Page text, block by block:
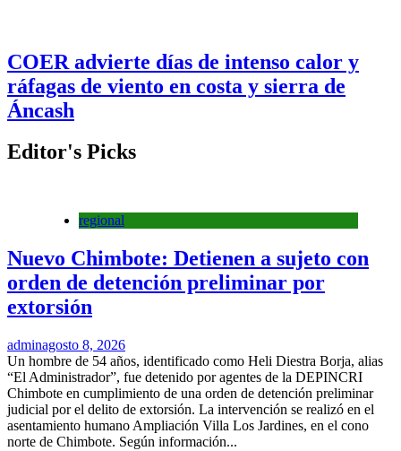
COER advierte días de intenso calor y
ráfagas de viento en costa y sierra de
Áncash
Editor's Picks
regional
Nuevo Chimbote: Detienen a sujeto con
orden de detención preliminar por
extorsión
adminagosto 8, 2026
Un hombre de 54 años, identificado como Heli Diestra Borja, alias
“El Administrador”, fue detenido por agentes de la DEPINCRI
Chimbote en cumplimiento de una orden de detención preliminar
judicial por el delito de extorsión. La intervención se realizó en el
asentamiento humano Ampliación Villa Los Jardines, en el cono
norte de Chimbote. Según información...